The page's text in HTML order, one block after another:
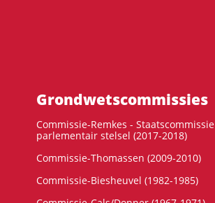
Grondwets­commissies
Commissie-Remkes - Staatscommissie
parlementair stelsel (2017-2018)
Commissie-Thomassen (2009-2010)
Commissie-Biesheuvel (1982-1985)